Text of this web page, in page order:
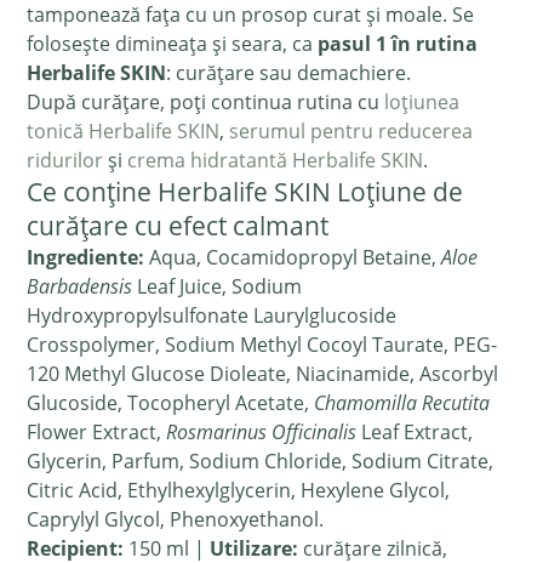
tamponează fața cu un prosop curat și moale. Se
folosește dimineața și seara, ca pasul 1 în rutina
Herbalife SKIN: curățare sau demachiere.
După curățare, poți continua rutina cu loțiunea
tonică Herbalife SKIN, serumul pentru reducerea
ridurilorși crema hidratantă Herbalife SKIN.
Ce conține Herbalife SKIN Loțiune de
curățare cu efect calmant
Ingrediente: Aqua, Cocamidopropyl Betaine,Aloe
Barbadensis Leaf Juice, Sodium
Hydroxypropylsulfonate Laurylglucoside
Crosspolymer, Sodium Methyl Cocoyl Taurate, PEG-
120 Methyl Glucose Dioleate, Niacinamide, Ascorbyl
Glucoside, Tocopheryl Acetate, Chamomilla Recutita
Flower Extract,Rosmarinus Officinalis Leaf Extract,
Glycerin, Parfum, Sodium Chloride, Sodium Citrate,
Citric Acid, Ethylhexylglycerin, Hexylene Glycol,
Caprylyl Glycol, Phenoxyethanol.
Recipient: 150 ml | Utilizare: curățare zilnică,